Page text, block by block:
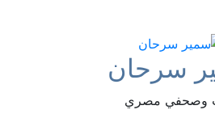
سرحان
وصحفي مصري